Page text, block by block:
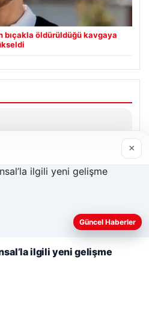
bıçakla öldürüldüğü kavgaya
geliştirmek amacıyla çerezler
×
Güncel Haberler
ilgili yeni gelişme